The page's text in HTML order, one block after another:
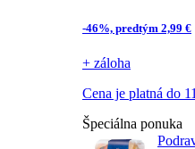
-46%, predtým 2,99 €
+ záloha
Cena je platná do
Špeciálna ponuka